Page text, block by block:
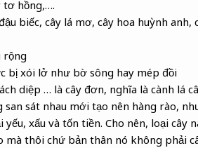
tơ hồng,….
biếc, cây lá mơ, cây hoa huỳnh anh,
rộng
bị xói lở như bờ sông hay mép đồi
diệp … là cây đơn, nghĩa là cành lá
sát nhau mới tạo nên hàng rào,
xấu và tốn tiền. Cho nên, loại cây
mà thôi chứ bản thân nó không phải